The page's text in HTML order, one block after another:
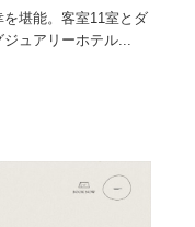
堪能。客室11室とダ
ュアリーホテル...